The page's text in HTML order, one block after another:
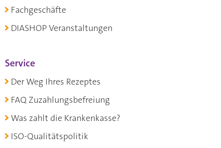
Fachgeschäfte
DIASHOP Veranstaltungen
Service
Der Weg Ihres Rezeptes
FAQ Zuzahlungsbefreiung
Was zahlt die Krankenkasse?
ISO-Qualitätspolitik